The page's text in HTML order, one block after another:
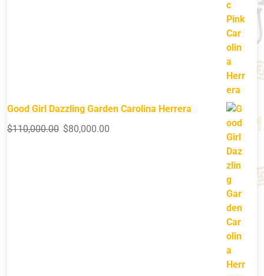
Good Girl Dazzling Garden Carolina Herrera
$110,000.00 $80,000.00